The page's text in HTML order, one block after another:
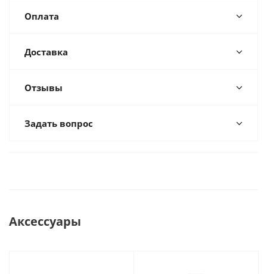
Оплата
Доставка
Отзывы
Задать вопрос
Аксессуары